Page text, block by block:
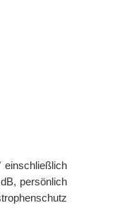
einschließlich
persönlich